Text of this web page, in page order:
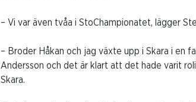
– Vi var även tvåa i StoChampionatet, lägger
– Broder Håkan och jag växte upp i Skara i en
Andersson och det är klart att det hade varit
Skara.